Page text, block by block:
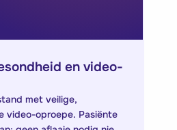
en video-
met veilige,
video-oproepe. Pasiënte